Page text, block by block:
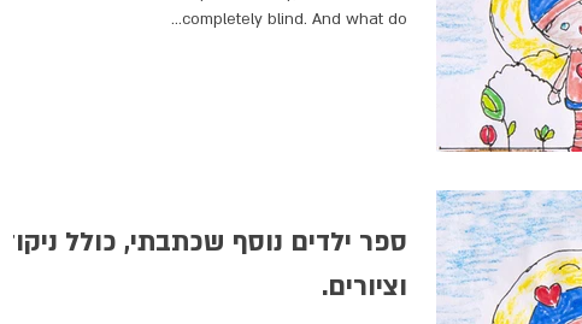
completely blind. And what do...
ספר ילדים נוסף שכתבתי, כולל ניקוד
וציורים.